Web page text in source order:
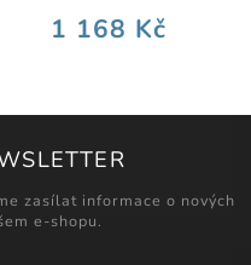
1 168 Kč
zasílat informace o nových
e-shopu.